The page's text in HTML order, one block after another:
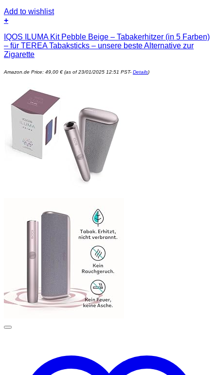
Add to wishlist
+
IQOS ILUMA Kit Pebble Beige – Tabakerhitzer (in 5 Farben)
– für TEREA Tabaksticks – unsere beste Alternative zur
Zigarette
Amazon.de Price: 49,00 € (as of 23/01/2025 12:51 PST- Details)